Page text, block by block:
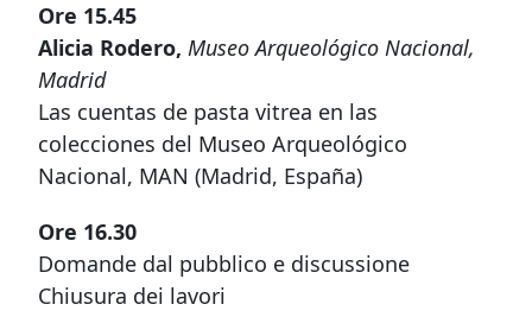
Ore 15.45
Alicia Rodero, Museo Arqueológico Nacional,
Madrid
Las cuentas de pasta vitrea en las
colecciones del Museo Arqueológico
Nacional, MAN (Madrid, España)
Ore 16.30
Domande dal pubblico e discussione
Chiusura dei lavori